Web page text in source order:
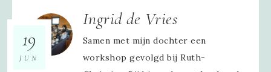
19
JUN
Ingrid de Vries
Samen met mijn dochter een
workshop gevolgd bij Ruth-